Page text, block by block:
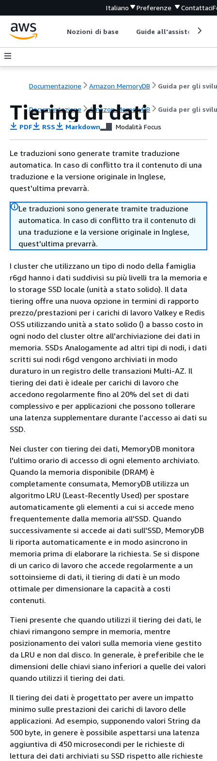
Italiano Preferenze Contattaci
Nozioni di base Guide all'assistenza
Documentazione Amazon MemoryDB
Documentazione Amazon MemoryDB Guida per gli
Tiering di dati
PDF RSS Markdown Modalità Focus
Le traduzioni sono generate tramite traduzione
automatica. In caso di conflitto tra il contenuto di una
traduzione e la versione originale in Inglese,
quest'ultima prevarrà.
Le traduzioni sono generate tramite traduzione
automatica. In caso di conflitto tra il contenuto di
una traduzione e la versione originale in Inglese,
quest'ultima prevarrà.
I cluster che utilizzano un tipo di nodo della famiglia
r6gd hanno i dati suddivisi su più livelli tra la memoria e
lo storage SSD locale (unità a stato solido). Il data
tiering offre una nuova opzione in termini di rapporto
prezzo/prestazioni per i carichi di lavoro Valkey e Redis
OSS utilizzando unità a stato solido () a basso costo in
ogni nodo del cluster oltre all'archiviazione dei dati in
memoria. SSDs Analogamente ad altri tipi di nodi, i dati
scritti sui nodi r6gd vengono archiviati in modo
duraturo in un registro delle transazioni Multi-AZ. Il
tiering dei dati è ideale per carichi di lavoro che
accedono regolarmente fino al 20% del set di dati
complessivo e per applicazioni che possono tollerare
una latenza supplementare durante l’accesso ai dati su
SSD.
Nei cluster con tiering dei dati, MemoryDB monitora
l'ultimo orario di accesso di ogni elemento archiviato.
Quando la memoria disponibile (DRAM) è
completamente consumata, MemoryDB utilizza un
algoritmo LRU (Least-Recently Used) per spostare
automaticamente gli elementi a cui si accede meno
frequentemente dalla memoria all'SSD. Quando
successivamente si accede ai dati sull'SSD, MemoryDB
li riporta automaticamente e in modo asincrono in
memoria prima di elaborare la richiesta. Se si dispone
di un carico di lavoro che accede regolarmente a un
sottoinsieme di dati, il tiering di dati è un modo
ottimale per dimensionare la capacità a costi
contenuti.
Tieni presente che quando utilizzi il tiering dei dati, le
chiavi rimangono sempre in memoria, mentre
posizionamento dei valori sulla memoria viene gestito
da LRU e non dal disco. In generale, è preferibile che le
dimensioni delle chiavi siano inferiori a quelle dei valori
quando utilizzi il tiering dei dati.
Il tiering dei dati è progettato per avere un impatto
minimo sulle prestazioni dei carichi di lavoro delle
applicazioni. Ad esempio, supponendo valori String da
500 byte, in genere è possibile aspettarsi una latenza
aggiuntiva di 450 microsecondi per le richieste di
lettura dei dati archiviati su SSD rispetto alle richieste